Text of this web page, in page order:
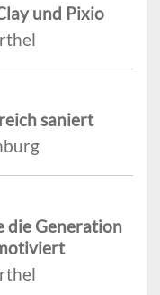
und Pixio
saniert
die Generation